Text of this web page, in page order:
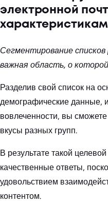
электронной
характеристикам
Сегментирование
важная область, о
Разделив свой список на
демографические данные,
вовлеченности, вы
вкусы разных групп.
В результате такой
качественные ответы,
удовольствием
контентом.